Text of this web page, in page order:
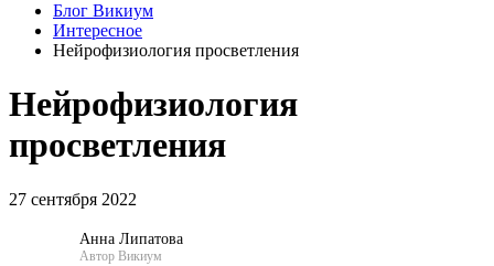
Блог Викиум
Интересное
Нейрофизиология просветления
Нейрофизиология
просветления
27 сентября 2022
Анна Липатова
Автор Викиум